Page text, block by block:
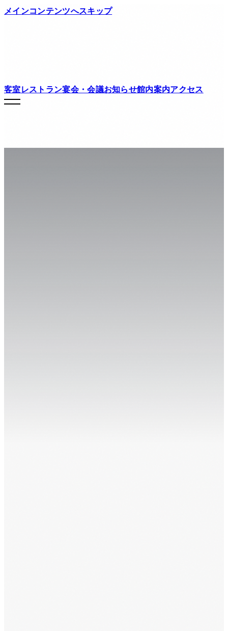
メインコンテンツへスキップ
客室レストラン宴会・会議お知らせ館内案内アクセス